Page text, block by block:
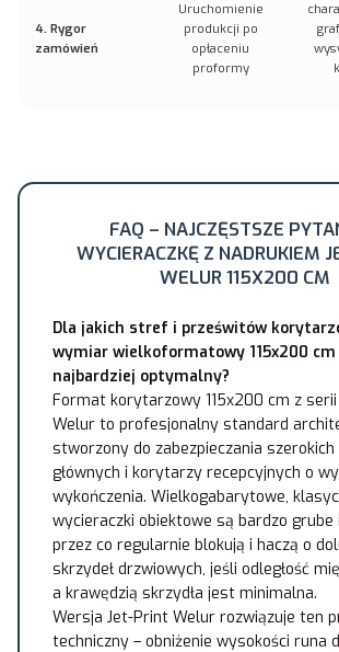
4. Rygor
zamówień
Uruchomienie
produkcji po
opłaceniu
proformy
FAQ – NAJCZĘSTSZE
WYCIERACZKĘ Z NADRUKIEM
WELUR 115X200 CM
Dla jakich stref i prześwitów
wymiar wielkoformatowy 115x200
najbardziej optymalny?
Format korytarzowy 115x200 cm z
Welur to profesjonalny standard
stworzony do zabezpieczania szerokich
głównych i korytarzy recepcyjnych o
wykończenia. Wielkogabarytowe,
wycieraczki obiektowe są bardzo grube
przez co regularnie blokują i haczą o
skrzydeł drzwiowych, jeśli odległość
a krawędzią skrzydła jest minimalna.
Wersja Jet-Print Welur rozwiązuje ten
techniczny – obniżenie wysokości runa